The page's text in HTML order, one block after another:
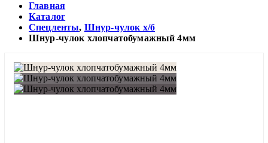
Главная
Каталог
Спецленты, Шнур-чулок х/б
Шнур-чулок хлопчатобумажный 4мм